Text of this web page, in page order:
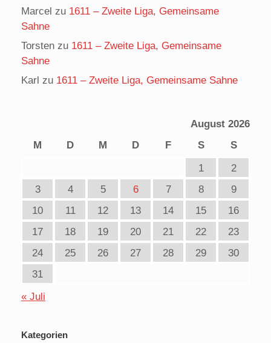
Marcel zu 1611 – Zweite Liga, Gemeinsame
Sahne
Torsten zu 1611 – Zweite Liga, Gemeinsame
Sahne
Karl zu 1611 – Zweite Liga, Gemeinsame Sahne
August 2026
M
D M D F S
S
1
2
3
4 5 6 7 8
9
10
11 12 13 14 15
16
17
18 19 20 21 22
23
24
25 26 27 28 29
30
31
« Juli
Kategorien